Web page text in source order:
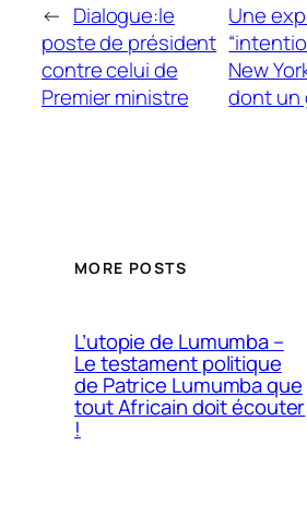
← Dialogue:le
poste de président
contre celui de
Premier ministre
Une
New
dont un
MORE POSTS
L’utopie de Lumumba –
Le testament politique
de Patrice Lumumba que
tout Africain doit écouter
!